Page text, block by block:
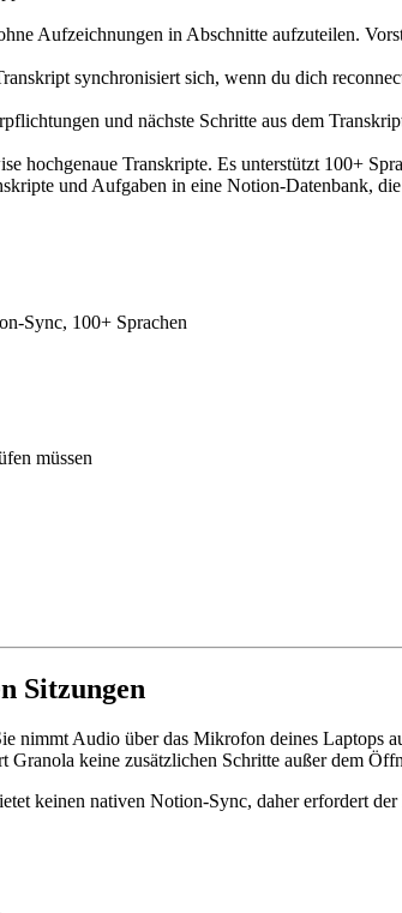
Aufzeichnungen in Abschnitte aufzuteilen.
synchronisiert sich, wenn du dich
und nächste Schritte aus dem
hochgenaue Transkripte. Es unterstützt 100+
und Aufgaben in eine Notion-Datenbank,
Sync, 100+ Sprachen
müssen
Sitzungen
Audio über das Mikrofon deines Laptops
keine zusätzlichen Schritte außer dem
keinen nativen Notion-Sync, daher erfordert